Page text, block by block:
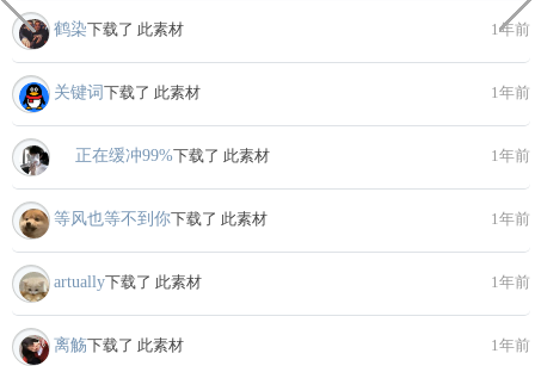
鹤染下载了 此素材 1年前
关键词下载了 此素材 1年前
ゞ 正在缓冲99%下载了 此素材 1年前
等风也等不到你下载了 此素材 1年前
artually下载了 此素材 1年前
离觞下载了 此素材 1年前